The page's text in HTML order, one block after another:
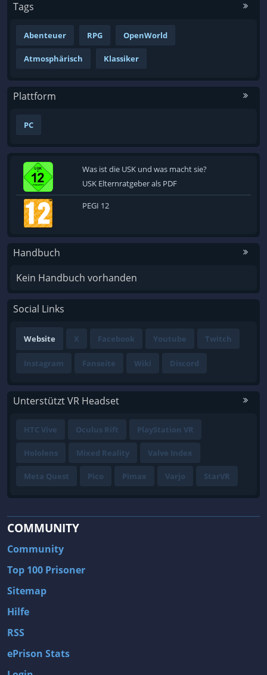
Tags
Abenteuer RPG OpenWorld
Atmosphärisch Klassiker
Plattform
PC
Was ist die USK und was macht sie?
USK Elternratgeber als PDF
PEGI 12
Handbuch
Kein Handbuch vorhanden
Social Links
Website X Facebook Youtube Twitch
Instagram Fanseite Wiki Discord
Unterstützt VR Headset
HTC Vive Oculus Rift PlayStation VR
Hololens Mixed Reality Valve Index
Meta Quest Pico Pimax Varjo StarVR
COMMUNITY
Community
Top 100 Prisoner
Sitemap
Hilfe
RSS
ePrison Stats